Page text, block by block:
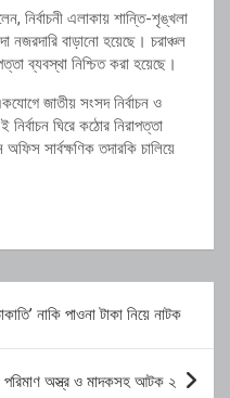
নির্বাচনী এলাকায় শান্তি-শৃঙ্খলা
নজরদারি বাড়ানো হয়েছে। চরাঞ্চল
ব্যবস্থা নিশ্চিত করা হয়েছে।
জাতীয় সংসদ নির্বাচন ও
ঘিরে কঠোর নিরাপত্তা
সার্বক্ষণিক তদারকি চালিয়ে
নাকি পাওনা টাকা নিয়ে নাটক
পরিমাণ অস্ত্র ও মাদকসহ আটক ২